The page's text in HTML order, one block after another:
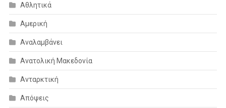
Αθλητικά
Αμερική
Αναλαμβάνει
Ανατολική Μακεδονία
Ανταρκτική
Απόψεις